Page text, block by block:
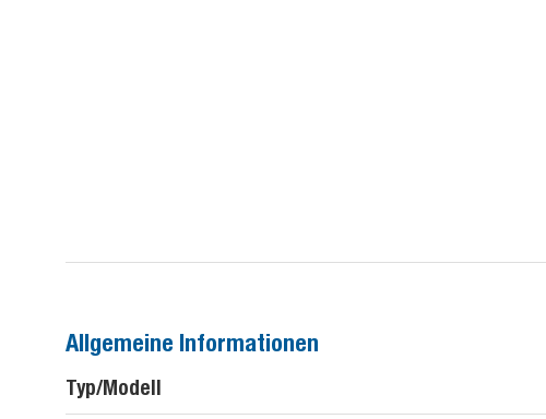
Allgemeine Informationen
Typ/Modell